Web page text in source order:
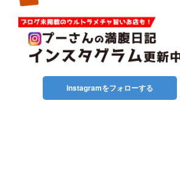
Instagramをフォローする